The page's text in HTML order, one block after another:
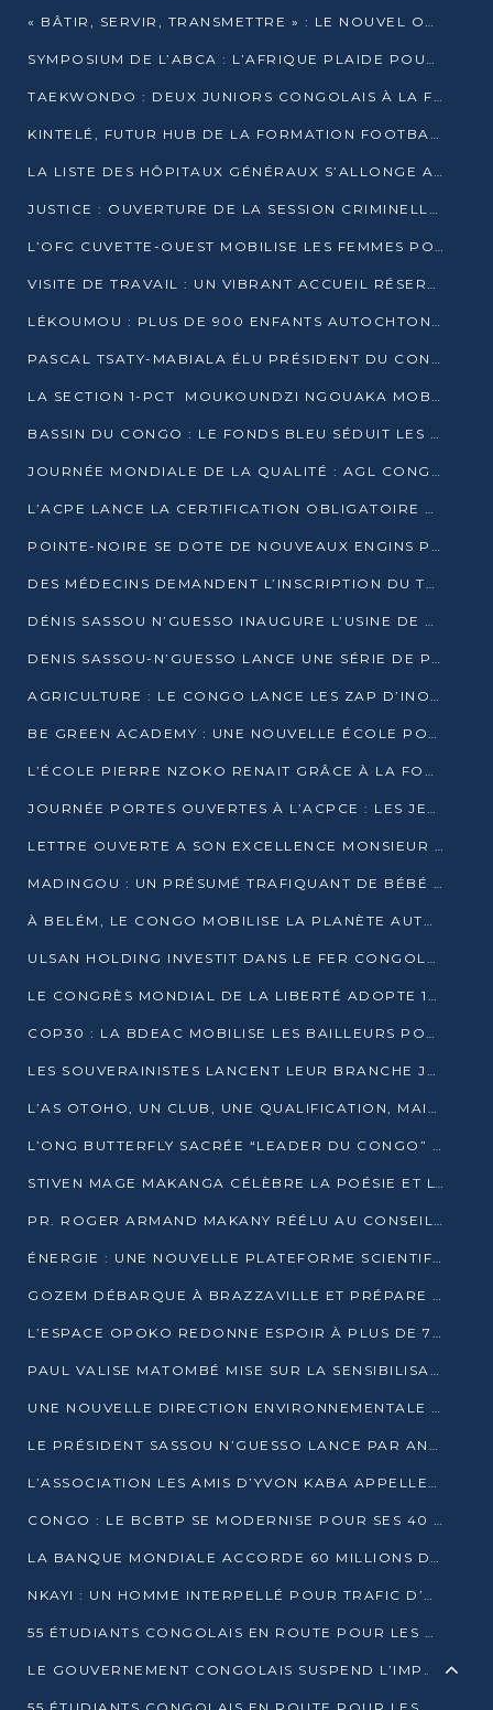
« BÂTIR, SERVIR, TRANSMETTRE » : LE NOUVEL OUVRAGE QUI INTERPELLE LES COLLECTIVITÉS
SYMPOSIUM DE L’ABCA : L’AFRIQUE PLAIDE POUR UN FINANCEMENT CLIMATIQUE ÉQUITABLE
TAEKWONDO : DEUX JUNIORS CONGOLAIS À LA FINALE D’OPEN SYRIES 2025 À ABIDJAN
KINTELÉ, FUTUR HUB DE LA FORMATION FOOTBALLISTIQUE AFRICAINE ?
LA LISTE DES HÔPITAUX GÉNÉRAUX S’ALLONGE AU CONGO
JUSTICE : OUVERTURE DE LA SESSION CRIMINELLE À BRAZZAVILLE AVEC 52 DOSSIERS AU RÔLE
L’OFC CUVETTE-OUEST MOBILISE LES FEMMES POUR ACCUEILLIR LE PRÉSIDENT DE LA RÉPUBLIQUE
VISITE DE TRAVAIL : UN VIBRANT ACCUEIL RÉSERVÉ À DENIS SASSOU-N’GUESSO PAR L’ASSOCIATION « LES AMIS DE WOMO »
LÉKOUMOU : PLUS DE 900 ENFANTS AUTOCHTONES REÇOIVENT DES KITS SCOLAIRES GRÂCE À L’ESPACE OPOKO
PASCAL TSATY-MABIALA ÉLU PRÉSIDENT DU CONSEIL NATIONAL DE L’UPADS
LA SECTION 1-PCT MOUKOUNDZI NGOUAKA MOBILISE 100 000 FCFA POUR LE 6ᵉ CONGRÈS DU PARTI
BASSIN DU CONGO : LE FONDS BLEU SÉDUIT LES BAILLEURS À BELÉM
JOURNÉE MONDIALE DE LA QUALITÉ : AGL CONGO FORME ET SENSIBILISE LES JEUNES TALENTS
L’ACPE LANCE LA CERTIFICATION OBLIGATOIRE DES CONTRATS DE TRAVAIL DES TRANSPORTEURS
POINTE-NOIRE SE DOTE DE NOUVEAUX ENGINS POUR L’ASSAINISSEMENT ET L’ENTRETIEN ROUTIER
DES MÉDECINS DEMANDENT L’INSCRIPTION DU TRAITEMENT DU PIED-BOT DANS LES CURSUS UNIVERSITAIRES
DÉNIS SASSOU N’GUESSO INAUGURE L’USINE DE VALORISATION DU GAZ ASSOCIÉ
DENIS SASSOU-N’GUESSO LANCE UNE SÉRIE DE PROJETS DANS LE KOUILOU
AGRICULTURE : LE CONGO LANCE LES ZAP D’INONI ET YONO
BE GREEN ACADEMY : UNE NOUVELLE ÉCOLE POUR LES MÉTIERS DE L’ÉCOLOGIE À POINTE-NOIRE
L’ÉCOLE PIERRE NZOKO RENAIT GRÂCE À LA FONDATION MUCODEC
JOURNÉE PORTES OUVERTES À L’ACPCE : LES JEUNES EN IMMERSION DANS L’ENTREPRISE
LETTRE OUVERTE A SON EXCELLENCE MONSIEUR DENIS SASSOU NGUESSO, PRESIDENT DE LAREPUBLIQUE DU CONGO
MADINGOU : UN PRÉSUMÉ TRAFIQUANT DE BÉBÉ CHIMPANZÉ FIXÉ SUR SON SORT LE 20 NOVEMBRE
À BELÉM, LE CONGO MOBILISE LA PLANÈTE AUTOUR DU FONDS BLEU POUR LE BASSIN DU CONGO
ULSAN HOLDING INVESTIT DANS LE FER CONGOLAIS
LE CONGRÈS MONDIAL DE LA LIBERTÉ ADOPTE 14 RÉSOLUTIONS HISTORIQUES
COP30 : LA BDEAC MOBILISE LES BAILLEURS POUR LE FONDS BLEU DU BASSIN DU CONGO
LES SOUVERAINISTES LANCENT LEUR BRANCHE JEUNE À BRAZZAVILLE
L’AS OTOHO, UN CLUB, UNE QUALIFICATION, MAIS ENCORE DES DOUTES
L’ONG BUTTERFLY SACRÉE “LEADER DU CONGO” AU PRIX D’EXCELLENCE 2025
STIVEN MAGE MAKANGA CÉLÈBRE LA POÉSIE ET L’HUMAIN AVEC SON RECUEIL “HECTARE”
PR. ROGER ARMAND MAKANY RÉÉLU AU CONSEIL DE L’AUF
ÉNERGIE : UNE NOUVELLE PLATEFORME SCIENTIFIQUE POUR LA TRANSITION ÉNERGÉTIQUE EN AFRIQUE CENTRALE
GOZEM DÉBARQUE À BRAZZAVILLE ET PRÉPARE SON ARRIVÉE À POINTE-NOIRE
L’ESPACE OPOKO REDONNE ESPOIR À PLUS DE 775 ÉLÈVES AUTOCHTONES DANS LE NORD DU CONGO
PAUL VALISE MATOMBÉ MISE SUR LA SENSIBILISATION POUR ÉRAQUER LE GRAND BANDITISME
UNE NOUVELLE DIRECTION ENVIRONNEMENTALE POUR RENFORCER LA GESTION DES DONNÉES AU CONGO
LE PRÉSIDENT SASSOU N’GUESSO LANCE PAR ANTICIPATION LA 39ÈME JOURNÉE NATIONALE DE L’ARBRE
L’ASSOCIATION LES AMIS D’YVON KABA APPELLENT DENIS SASSOU N’GUESSO À SE PORTER CANDIDAT
CONGO : LE BCBTP SE MODERNISE POUR SES 40 ANS D’EXISTENCE
LA BANQUE MONDIALE ACCORDE 60 MILLIONS DE DOLLARS POUR LA RÉSILIENCE URBAINE AU CONGO
NKAYI : UN HOMME INTERPELLÉ POUR TRAFIC D’UN BÉBÉ CHIMPANZÉ
55 ÉTUDIANTS CONGOLAIS EN ROUTE POUR LES UNIVERSITÉS ALGÉRIENNES
LE GOUVERNEMENT CONGOLAIS SUSPEND L’IMPORTATION DES MACHETTES ET DES MOTOS